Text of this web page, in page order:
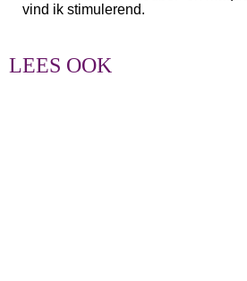
vind ik stimulerend.
LEES OOK